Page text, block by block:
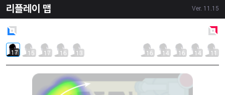
리플레이 맵 Ver. 11.15
17 15 17 16 13 16 14 16 14 11